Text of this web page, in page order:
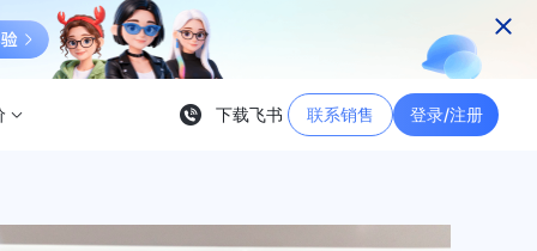
下载飞书 联系销售 登录/注册